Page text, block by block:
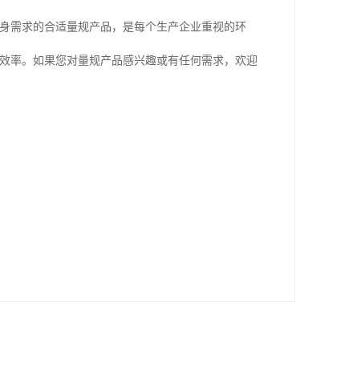
需求的合适量规产品，是每个生产企业重视的环
率。如果您对量规产品感兴趣或有任何需求，欢迎